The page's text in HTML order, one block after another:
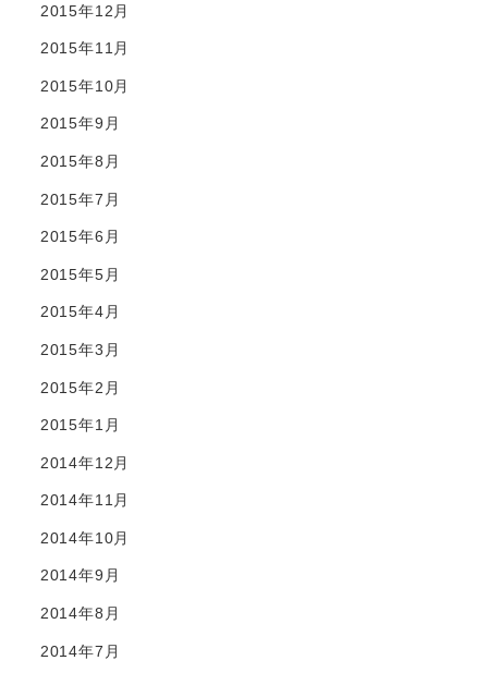
2015年12月
2015年11月
2015年10月
2015年9月
2015年8月
2015年7月
2015年6月
2015年5月
2015年4月
2015年3月
2015年2月
2015年1月
2014年12月
2014年11月
2014年10月
2014年9月
2014年8月
2014年7月